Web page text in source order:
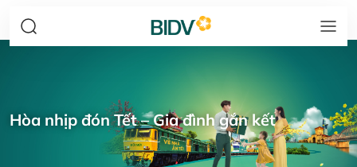
Hòa nhịp đón Tết – Gia đình gắn kết